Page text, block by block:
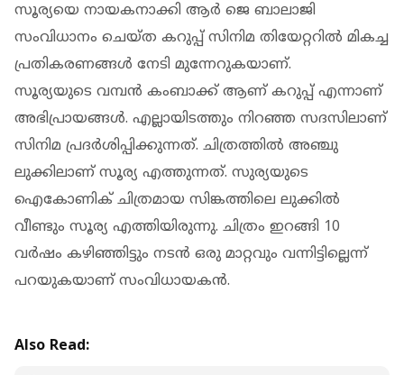
സൂര്യയെ നായകനാക്കി ആര്‍ ജെ ബാലാജി
സംവിധാനം ചെയ്ത കറുപ്പ് സിനിമ തിയേറ്ററിൽ മികച്ച
പ്രതികരണങ്ങൾ നേടി മുന്നേറുകയാണ്.
സൂര്യയുടെ വമ്പൻ കംബാക്ക് ആണ് കറുപ്പ് എന്നാണ്
അഭിപ്രായങ്ങൾ. എല്ലായിടത്തും നിറഞ്ഞ സദസിലാണ്
സിനിമ പ്രദർശിപ്പിക്കുന്നത്. ചിത്രത്തിൽ അഞ്ചു
ലുക്കിലാണ് സൂര്യ എത്തുന്നത്. സുര്യയുടെ
ഐകോണിക് ചിത്രമായ സിങ്കത്തിലെ ലുക്കിൽ
വീണ്ടും സൂര്യ എത്തിയിരുന്നു. ചിത്രം ഇറങ്ങി 10
വർഷം കഴിഞ്ഞിട്ടും നടൻ ഒരു മാറ്റവും വന്നിട്ടില്ലെന്ന്
പറയുകയാണ് സംവിധായകൻ.
Also Read: